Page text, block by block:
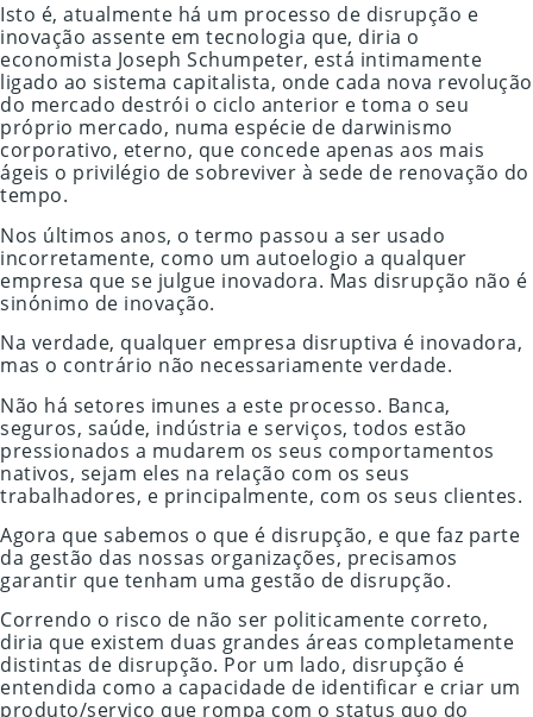
Isto é, atualmente há um processo de disrupção e
inovação assente em tecnologia que, diria o
economista Joseph Schumpeter, está intimamente
ligado ao sistema capitalista, onde cada nova revolução
do mercado destrói o ciclo anterior e toma o seu
próprio mercado, numa espécie de darwinismo
corporativo, eterno, que concede apenas aos mais
ágeis o privilégio de sobreviver à sede de renovação do
tempo.
Nos últimos anos, o termo passou a ser usado
incorretamente, como um autoelogio a qualquer
empresa que se julgue inovadora. Mas disrupção não é
sinónimo de inovação.
Na verdade, qualquer empresa disruptiva é inovadora,
mas o contrário não necessariamente verdade.
Não há setores imunes a este processo. Banca,
seguros, saúde, indústria e serviços, todos estão
pressionados a mudarem os seus comportamentos
nativos, sejam eles na relação com os seus
trabalhadores, e principalmente, com os seus clientes.
Agora que sabemos o que é disrupção, e que faz parte
da gestão das nossas organizações, precisamos
garantir que tenham uma gestão de disrupção.
Correndo o risco de não ser politicamente correto,
diria que existem duas grandes áreas completamente
distintas de disrupção. Por um lado, disrupção é
entendida como a capacidade de identificar e criar um
produto/serviço que rompa com o status quo do